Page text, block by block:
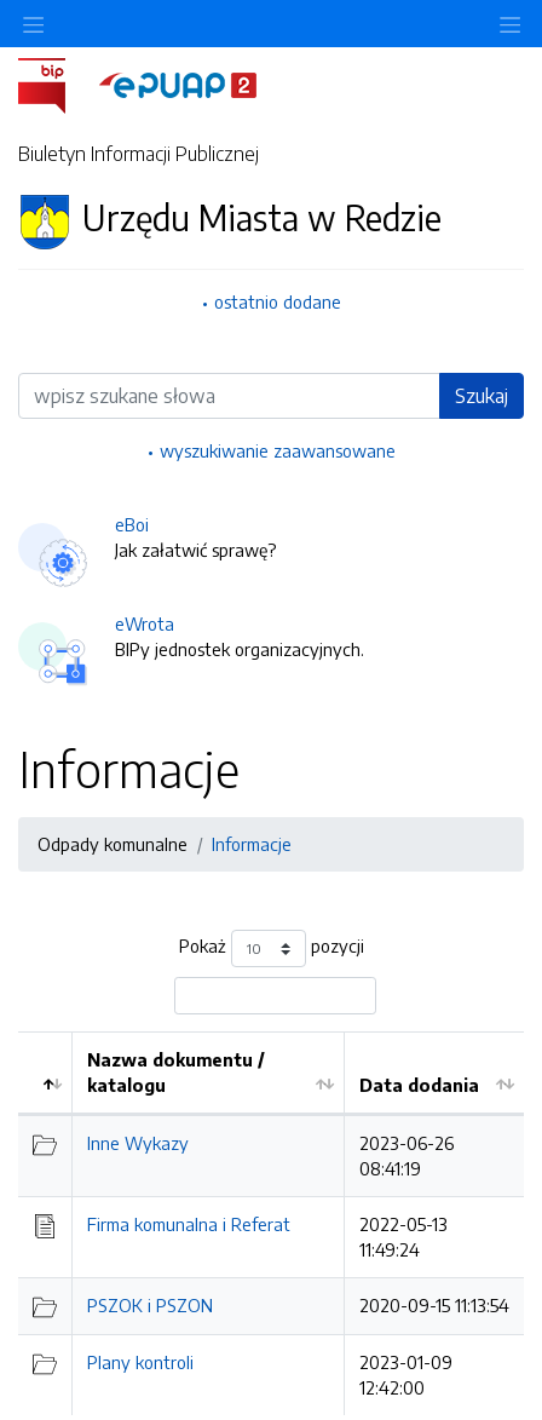
Biuletyn Informacji Publicznej
Urzędu Miasta w Redzie
ostatnio dodane
Wyszukiwarka Szukaj
wyszukiwanie zaawansowane
eBoi
Jak załatwić sprawę?
eWrota
BIPy jednostek organizacyjnych.
Informacje
Odpady komunalne Informacje
Pokaż pozycji
Kolejność
Nazwa dokumentu /
katalogu
Data dodania
Inne Wykazy
2023-06-26
08:41:19
Firma komunalna i Referat
2022-05-13
11:49:24
PSZOK i PSZON 2020-09-15 11:13:54
Plany kontroli
2023-01-09
12:42:00